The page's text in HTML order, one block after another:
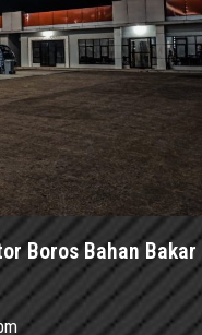
Boros Bahan Bakar